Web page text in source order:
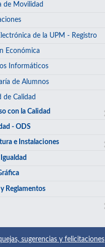
de Movilidad
de la UPM - Registro
Económica
Informáticos
de Alumnos
de Calidad
con la Calidad
- ODS
e Instalaciones
Reglamentos
sugerencias y felicitaciones